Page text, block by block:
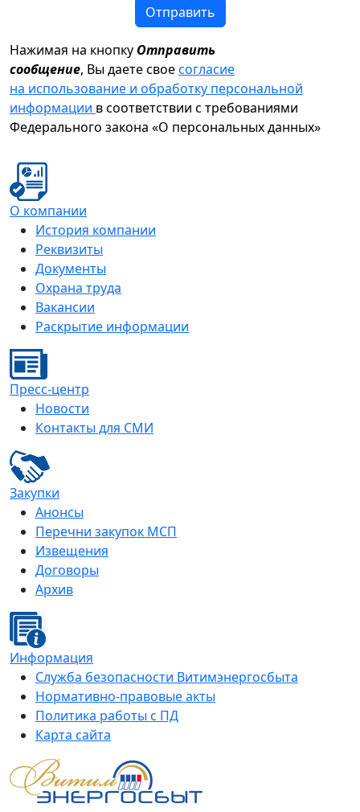
Отправить
Нажимая на кнопку Отправить
сообщение, Вы даете своесогласие
на использование и обработку персональной
информации в соответствии с требованиями
Федерального закона «О персональных данных»
О компании
История компании
Реквизиты
Документы
Охрана труда
Вакансии
Раскрытие информации
Пресс-центр
Новости
Контакты для СМИ
Закупки
Анонсы
Перечни закупок МСП
Извещения
Договоры
Архив
Информация
Служба безопасности Витимэнергосбыта
Нормативно-правовые акты
Политика работы с ПД
Карта сайта